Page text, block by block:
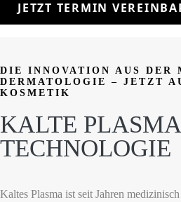
JETZT TERMIN
DIE INNOVATION AUS DER
DERMATOLOGIE – JETZT
KOSMETIK
KALTE
TECHNOLOGIE
Kaltes Plasma ist seit Jahren